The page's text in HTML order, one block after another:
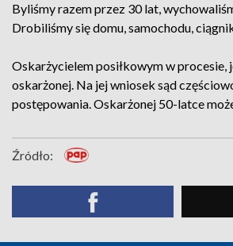
Byliśmy razem przez 30 lat,
Drobiliśmy się domu, samochodu,
Oskarżycielem posiłkowym w procesie,
oskarżonej. Na jej wniosek sąd
postępowania. Oskarżonej 50-latce
Źródło: